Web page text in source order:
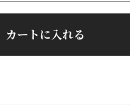
カートに入れる